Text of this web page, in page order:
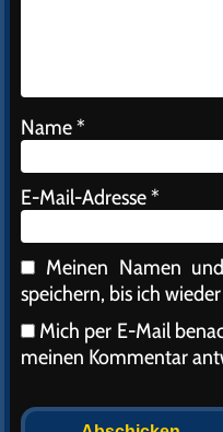
Name*
E-Mail-Adresse*
Meinen Namen
speichern, bis ich
Mich per E-Mail
meinen Kommentar